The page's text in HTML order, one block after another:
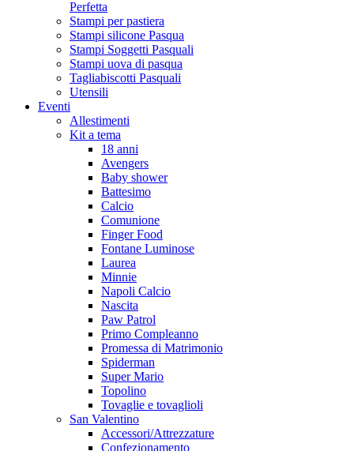
Perfetta
Stampi per pastiera
Stampi silicone Pasqua
Stampi Soggetti Pasquali
Stampi uova di pasqua
Tagliabiscotti Pasquali
Utensili
Eventi
Allestimenti
Kit a tema
18 anni
Avengers
Baby shower
Battesimo
Calcio
Comunione
Finger Food
Fontane Luminose
Laurea
Minnie
Napoli Calcio
Nascita
Paw Patrol
Primo Compleanno
Promessa di Matrimonio
Spiderman
Super Mario
Topolino
Tovaglie e tovaglioli
San Valentino
Accessori/Attrezzature
Confezionamento